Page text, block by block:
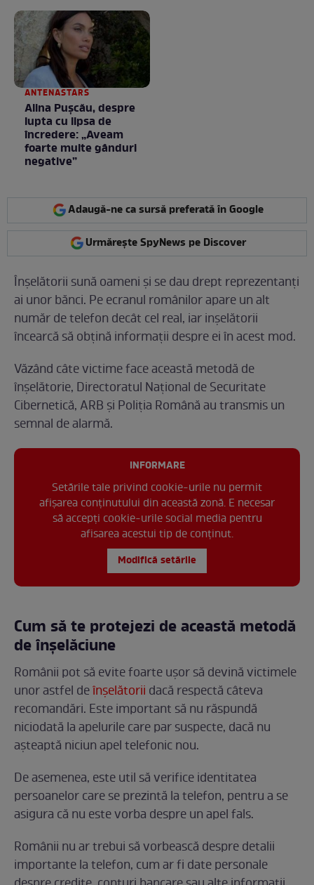
ANTENASTARS
Alina Pușcău, despre
lupta cu lipsa de
încredere: „Aveam
foarte multe gânduri
negative”
Adaugă-ne ca sursă preferată în Google
Urmărește SpyNews pe Discover
Înșelătorii sună oameni și se dau drept reprezentanți
ai unor bănci. Pe ecranul românilor apare un alt
număr de telefon decât cel real, iar inșelătorii
încearcă să obțină informații despre ei în acest mod.
Văzând câte victime face această metodă de
înșelătorie, Directoratul Național de Securitate
Cibernetică, ARB și Poliția Română au transmis un
semnal de alarmă.
INFORMARE
Setările tale privind cookie-urile nu permit
afișarea conținutului din această zonă. E necesar
să accepți cookie-urile social media pentru
afisarea acestui tip de conținut.
Modifică setările
Cum să te protejezi de această metodă
de înșelăciune
Românii pot să evite foarte ușor să devină victimele
unor astfel deînșelătorii dacă respectă câteva
recomandări. Este important să nu răspundă
niciodată la apelurile care par suspecte, dacă nu
așteaptă niciun apel telefonic nou.
De asemenea, este util să verifice identitatea
persoanelor care se prezintă la telefon, pentru a se
asigura că nu este vorba despre un apel fals.
Românii nu ar trebui să vorbească despre detalii
importante la telefon, cum ar fi date personale